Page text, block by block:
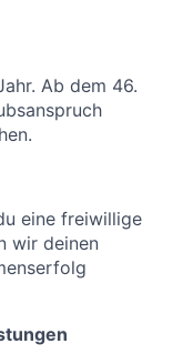
Ab dem 46.
eine freiwillige
wir deinen